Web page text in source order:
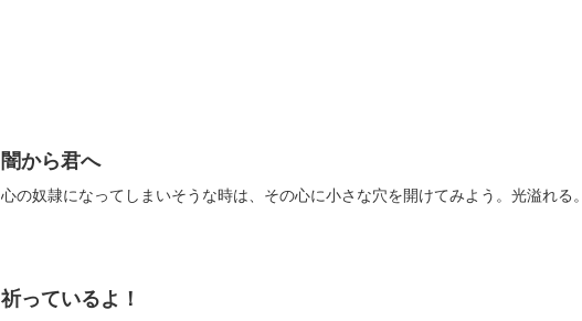
闇から君へ
心の奴隷になってしまいそうな時は、その心に小さな穴を開けてみよう。光溢れる。
祈っているよ！